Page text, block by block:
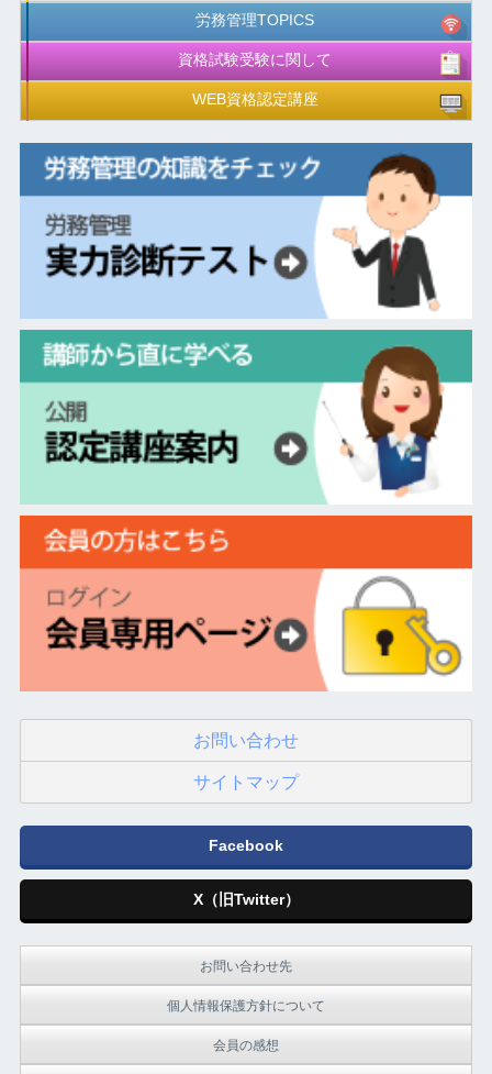
労務管理TOPICS
資格試験受験に関して
WEB資格認定講座
お問い合わせ
サイトマップ
Facebook
X（旧Twitter）
お問い合わせ先
個人情報保護方針について
会員の感想